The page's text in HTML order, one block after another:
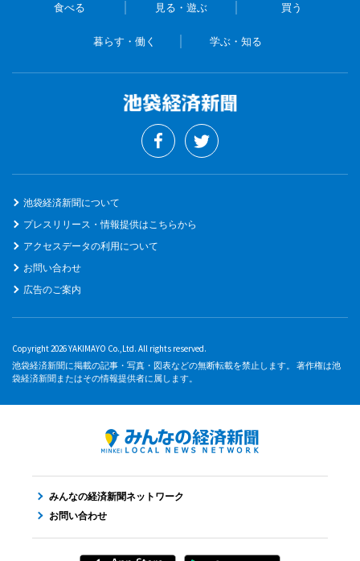
食べる 見る・遊ぶ 買う
暮らす・働く 学ぶ・知る
池袋経済新聞について
プレスリリース・情報提供はこちらから
アクセスデータの利用について
お問い合わせ
広告のご案内
Copyright 2026 YAKIMAYO Co.,Ltd. All rights reserved.
池袋経済新聞に掲載の記事・写真・図表などの無断転載を禁止します。 著作権は池
袋経済新聞またはその情報提供者に属します。
みんなの経済新聞ネットワーク
お問い合わせ